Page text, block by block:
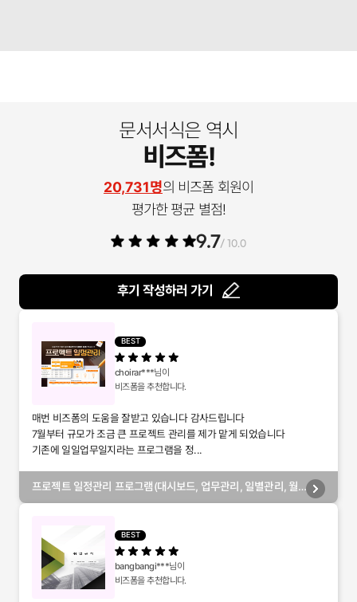
문서서식은 역시
비즈폼!
20,731명의 비즈폼 회원이
평가한 평균 별점!
9.7/ 10.0
후기 작성하러 가기
BEST
choirar***님이
비즈폼을 추천합니다.
매번 비즈폼의 도움을 잘받고 있습니다 감사드립니다
7월부터 규모가 조금 큰 프로젝트 관리를 제가 맡게 되었습니다
기존에 일일업무일지라는 프로그램을 정...
프로젝트 일정관리 프로그램(대시보드, 업무관리, 일별관리, 월
BEST
bangbangi***님이
비즈폼을 추천합니다.